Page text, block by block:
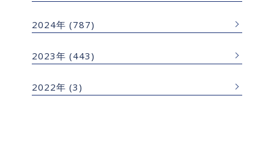
2024年 (787)
2023年 (443)
2022年 (3)